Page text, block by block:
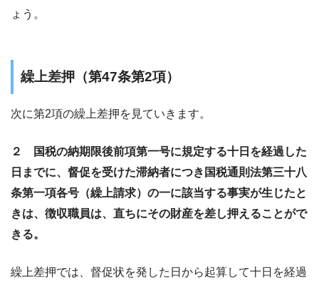
ょう。
繰上差押（第47条第2項）
次に第2項の繰上差押を見ていきます。
２
国税の納期限後前項第一号に規定する十日を経過した
日までに、督促を受けた滞納者につき国税通則法第三十八
条第一項各号（繰上請求）の一に該当する事実が生じたと
きは、徴収職員は、直ちにその財産を差し押えることがで
きる。
繰上差押では、督促状を発した日から起算して十日を経過